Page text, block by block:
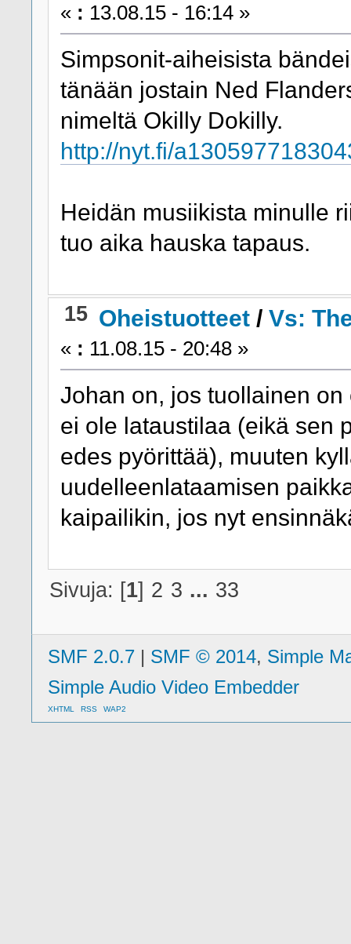
« : 13.08.15 - 16:14 »
Simpsonit-aiheisista
tänään jostain Ned
nimeltä Okilly Dokilly.
http://nyt.fi/
Heidän musiikista minulle
tuo aika hauska tapaus.
15 Oheistuotteet /Vs:
« : 11.08.15 - 20:48 »
Johan on, jos tuollainen
ei ole lataustilaa (eikä sen
edes pyörittää), muuten
uudelleenlataamisen
kaipailikin, jos nyt
Sivuja: [1] 2 3 ... 33
SMF 2.0.7 | SMF © 2014, Simple
Simple Audio Video Embedder
XHTML RSS WAP2